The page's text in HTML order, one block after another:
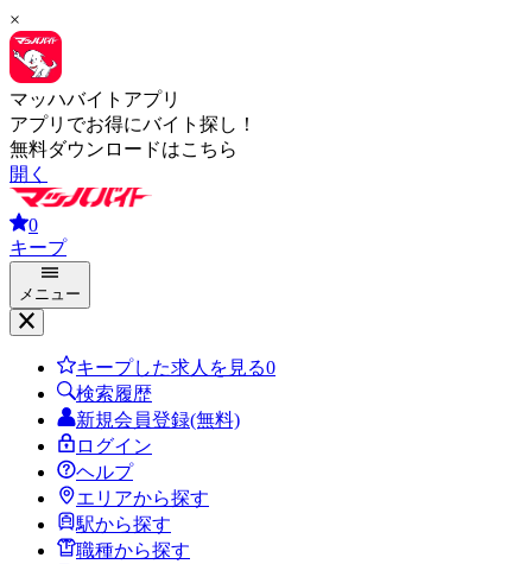
×
マッハバイトアプリ
アプリでお得にバイト探し！
無料ダウンロードはこちら
開く
0
キープ
メニュー
キープした求人を見る0
検索履歴
新規会員登録(無料)
ログイン
ヘルプ
エリアから探す
駅から探す
職種から探す